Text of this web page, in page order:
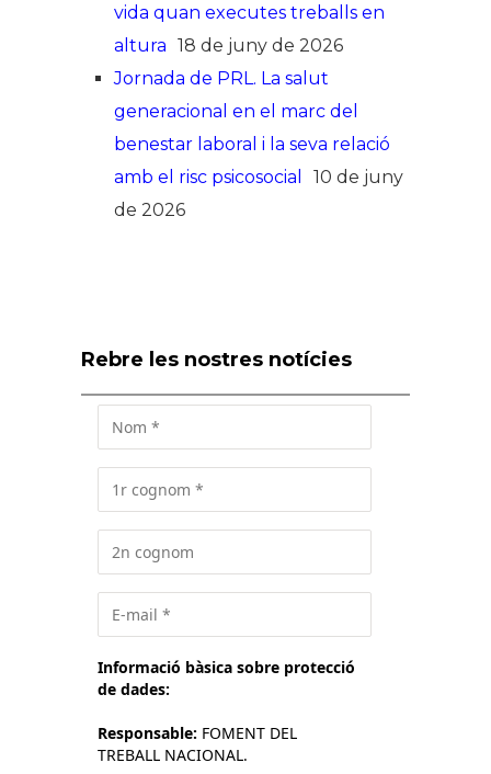
vida quan executes treballs en
altura 18 de juny de 2026
Jornada de PRL. La salut
generacional en el marc del
benestar laboral i la seva relació
amb el risc psicosocial
10 de juny
de 2026
Rebre les nostres notícies
Informació bàsica sobre protecció
de dades:
Responsable: FOMENT DEL
TREBALL NACIONAL.